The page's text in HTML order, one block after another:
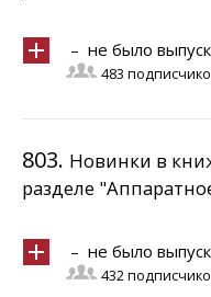
– не было
483
803. Новинки в
разделе
– не было
432